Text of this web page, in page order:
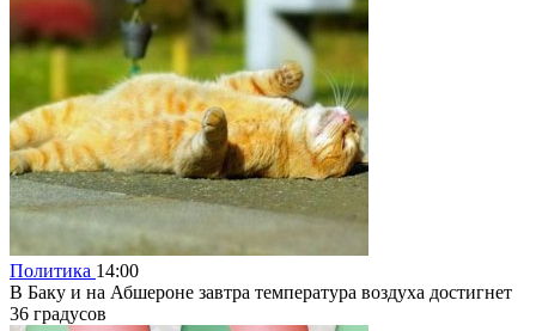
Политика 14:00
В Баку и на Абшероне завтра температура воздуха достигнет
36 градусов